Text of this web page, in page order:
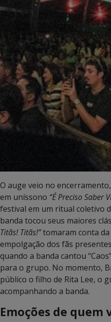
O auge veio no
em uníssono “É Preciso Saber
festival em um ritual coletivo
banda tocou seus maiores
Titãs! Titãs!”tomaram conta
empolgação dos fãs
quando a banda cantou
para o grupo. No momento,
público o filho de Rita Lee, o
acompanhando a banda.
Emoções de quem